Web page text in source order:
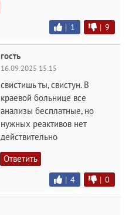
| 1 | 9
гость
16.09.2025 15:15
свистишь ты, свистун. В
краевой больнице все
анализы бесплатные, но
нужных реактивов нет
действительно
Ответить
| 4 | 0